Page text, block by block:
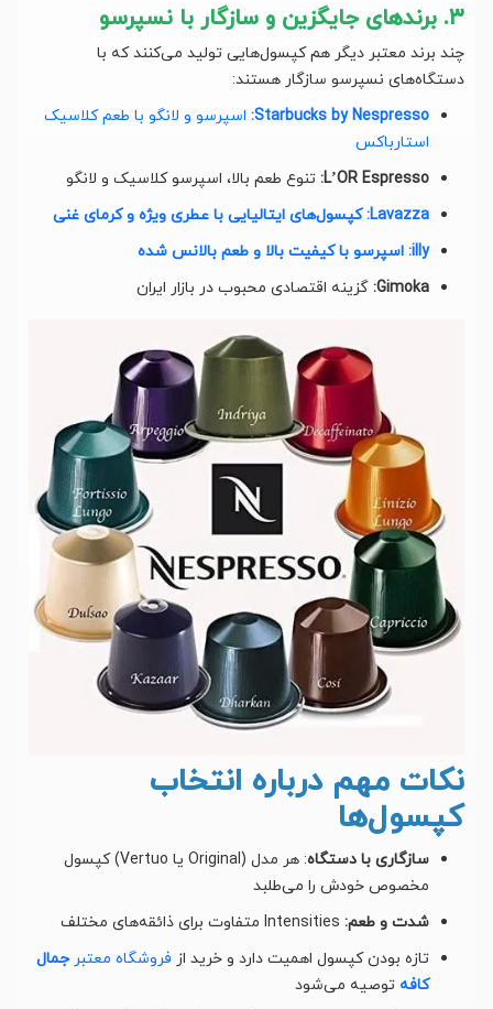
۳. برندهای جایگزین و سازگار با نسپرسو
چند برند معتبر دیگر هم کپسول‌هایی تولید می‌کنند که با
دستگاه‌های نسپرسو سازگار هستند:
Starbucks by Nespresso: اسپرسو و لانگو با طعم کلاسیک
استارباکس
L’OR Espresso: تنوع طعم بالا، اسپرسو کلاسیک و لانگو
Lavazza: کپسول‌های ایتالیایی با عطری ویژه و کرمای غنی
illy: اسپرسو با کیفیت بالا و طعم بالانس شده
Gimoka: گزینه اقتصادی محبوب در بازار ایران
نکات مهم درباره انتخاب
کپسول‌ها
سازگاری با دستگاه
: هر مدل (Original یا Vertuo) کپسول
مخصوص خودش را می‌طلبد
شدت و طعم:
تازه بودن کپسول اهمیت دارد و خرید از فروشگاه معتبر جمال
کافه توصیه می‌شود